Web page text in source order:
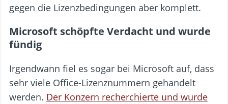
gegen die Lizenzbedingungen aber komplett.
Microsoft schöpfte Verdacht und wurde
fündig
Irgendwann fiel es sogar bei Microsoft auf, dass
sehr viele Office-Lizenznummern gehandelt
werden. Der Konzern recherchierte und wurde